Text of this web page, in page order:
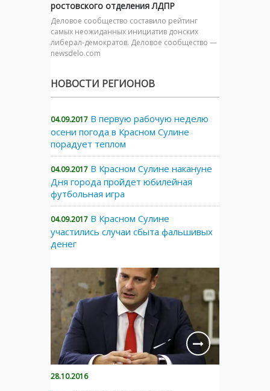
ростовского отделения ЛДПР
Деловое сообщество составило рейтинг
самых неожиданных инициатив донских
либерал-демократов. Деловое сообщество —
newsdelo.com
НОВОСТИ РЕГИОНОВ
04.09.2017 В первую рабочую неделю
осени погода в Красном Сулине
порадует теплом
04.09.2017 В Красном Сулине накануне
Дня города пройдет юбилейная
футбольная игра
04.09.2017 В Красном Сулине
участились случаи сбыта фальшивых
денег
28.10.2016